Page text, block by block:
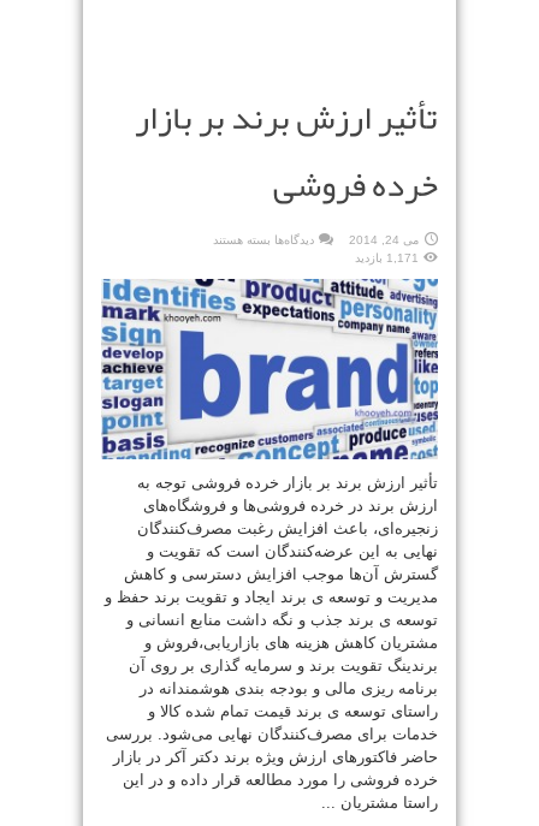
تأثیر ارزش برند بر بازار
خرده فروشی
می 24, 2014 دیدگاه‌ها برای
برند
بر
بازار
خرده
بسته هستند
1,171 بازدید
تأثیر ارزش برند بر بازار خرده فروشی توجه به
ارزش برند در خرده فروشی‌‌ها و فروشگاه‌های
زنجیره‌ای، باعث افزایش رغبت مصرف‌کنندگان
نهایی به این عرضه‌کنندگان است که تقویت و
گسترش ‌‌آن‌ها موجب افزایش دسترسی و کاهش
مدیریت و توسعه ی برند ایجاد و تقویت برند حفظ و
توسعه ی برند جذب و نگه داشت منابع انسانی و
مشتریان کاهش هزینه های بازاریابی،فروش و
برندینگ تقویت برند و سرمایه گذاری بر روی آن
برنامه ریزی مالی و بودجه بندی هوشمندانه در
راستای توسعه ی برند قیمت تمام شده کالا و
خدمات برای مصرف‌کنندگان نهایی می‌شود. بررسی
حاضر فاکتورهای ارزش ویژه برند دکتر آکر در بازار
خرده فروشی را مورد مطالعه قرار داده و در این
راستا مشتریان ...